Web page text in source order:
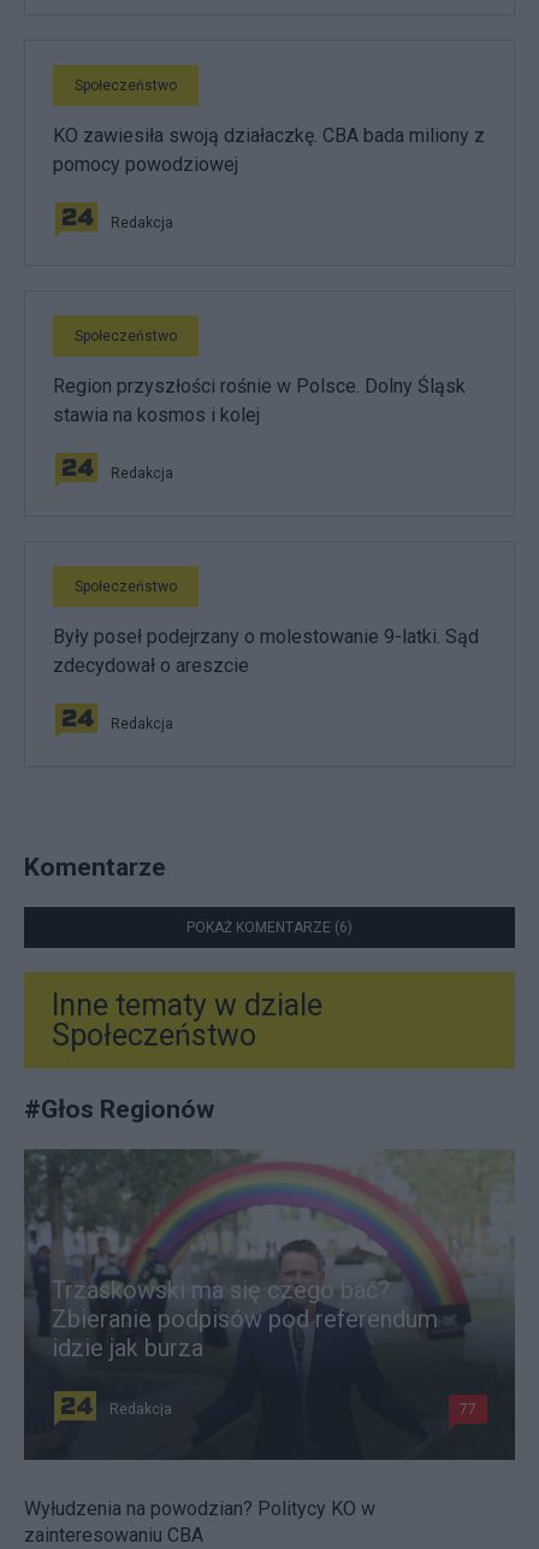
Społeczeństwo
KO zawiesiła swoją działaczkę. CBA bada miliony z
pomocy powodziowej
Redakcja
Społeczeństwo
Region przyszłości rośnie w Polsce. Dolny Śląsk
stawia na kosmos i kolej
Redakcja
Społeczeństwo
Były poseł podejrzany o molestowanie 9-latki. Sąd
zdecydował o areszcie
Redakcja
Komentarze
POKAŻ KOMENTARZE (6)
Inne tematy w dziale
Społeczeństwo
#Głos Regionów
Trzaskowski ma się czego bać?
Zbieranie podpisów pod referendum
idzie jak burza
Redakcja 77
Wyłudzenia na powodzian? Politycy KO w
zainteresowaniu CBA